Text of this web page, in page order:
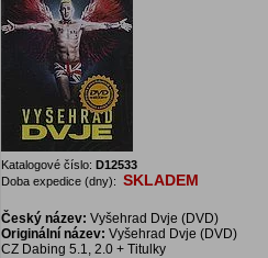
Katalogové číslo: D12533
Doba expedice (dny): SKLADEM
Český název: Vyšehrad Dvje (DVD)
Originální název: Vyšehrad Dvje (DVD)
CZ Dabing 5.1, 2.0 + Titulky